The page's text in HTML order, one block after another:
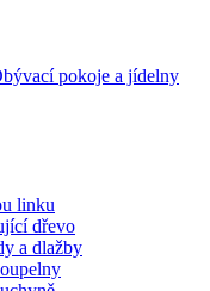
linku
dřevo
a dlažby